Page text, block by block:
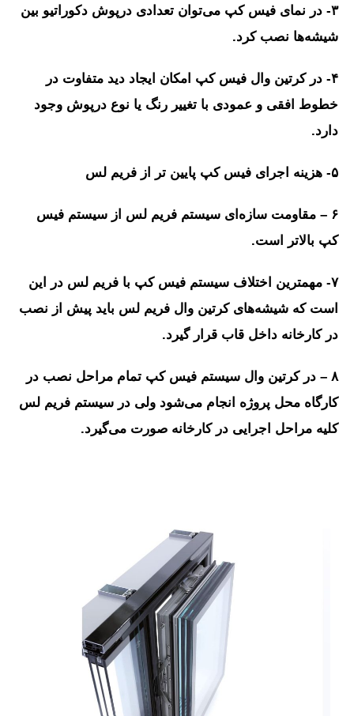
۳- در نمای فیس کپ می‌توان تعدادی درپوش دکوراتیو بین
شیشه‌ها نصب کرد.
۴- در کرتین وال فیس کپ امکان ایجاد دید متفاوت در
خطوط افقی و عمودی با تغییر رنگ یا نوع درپوش وجود
دارد.
۵- هزینه اجرای فیس کپ پایین تر از فریم لس
۶ – مقاومت سازه‌ای سیستم فریم لس از سیستم فیس
کپ بالاتر است.
۷- مهمترین اختلاف سیستم فیس کپ با فریم لس در این
است که شیشه‌های کرتین وال فریم لس باید پیش از نصب
در کارخانه داخل قاب قرار گیرد.
۸ – در کرتین وال سیستم فیس کپ تمام مراحل نصب در
کارگاه محل پروژه انجام می‌شود ولی در سیستم فریم لس
کلیه مراحل اجرایی در کارخانه صورت می‌گیرد.